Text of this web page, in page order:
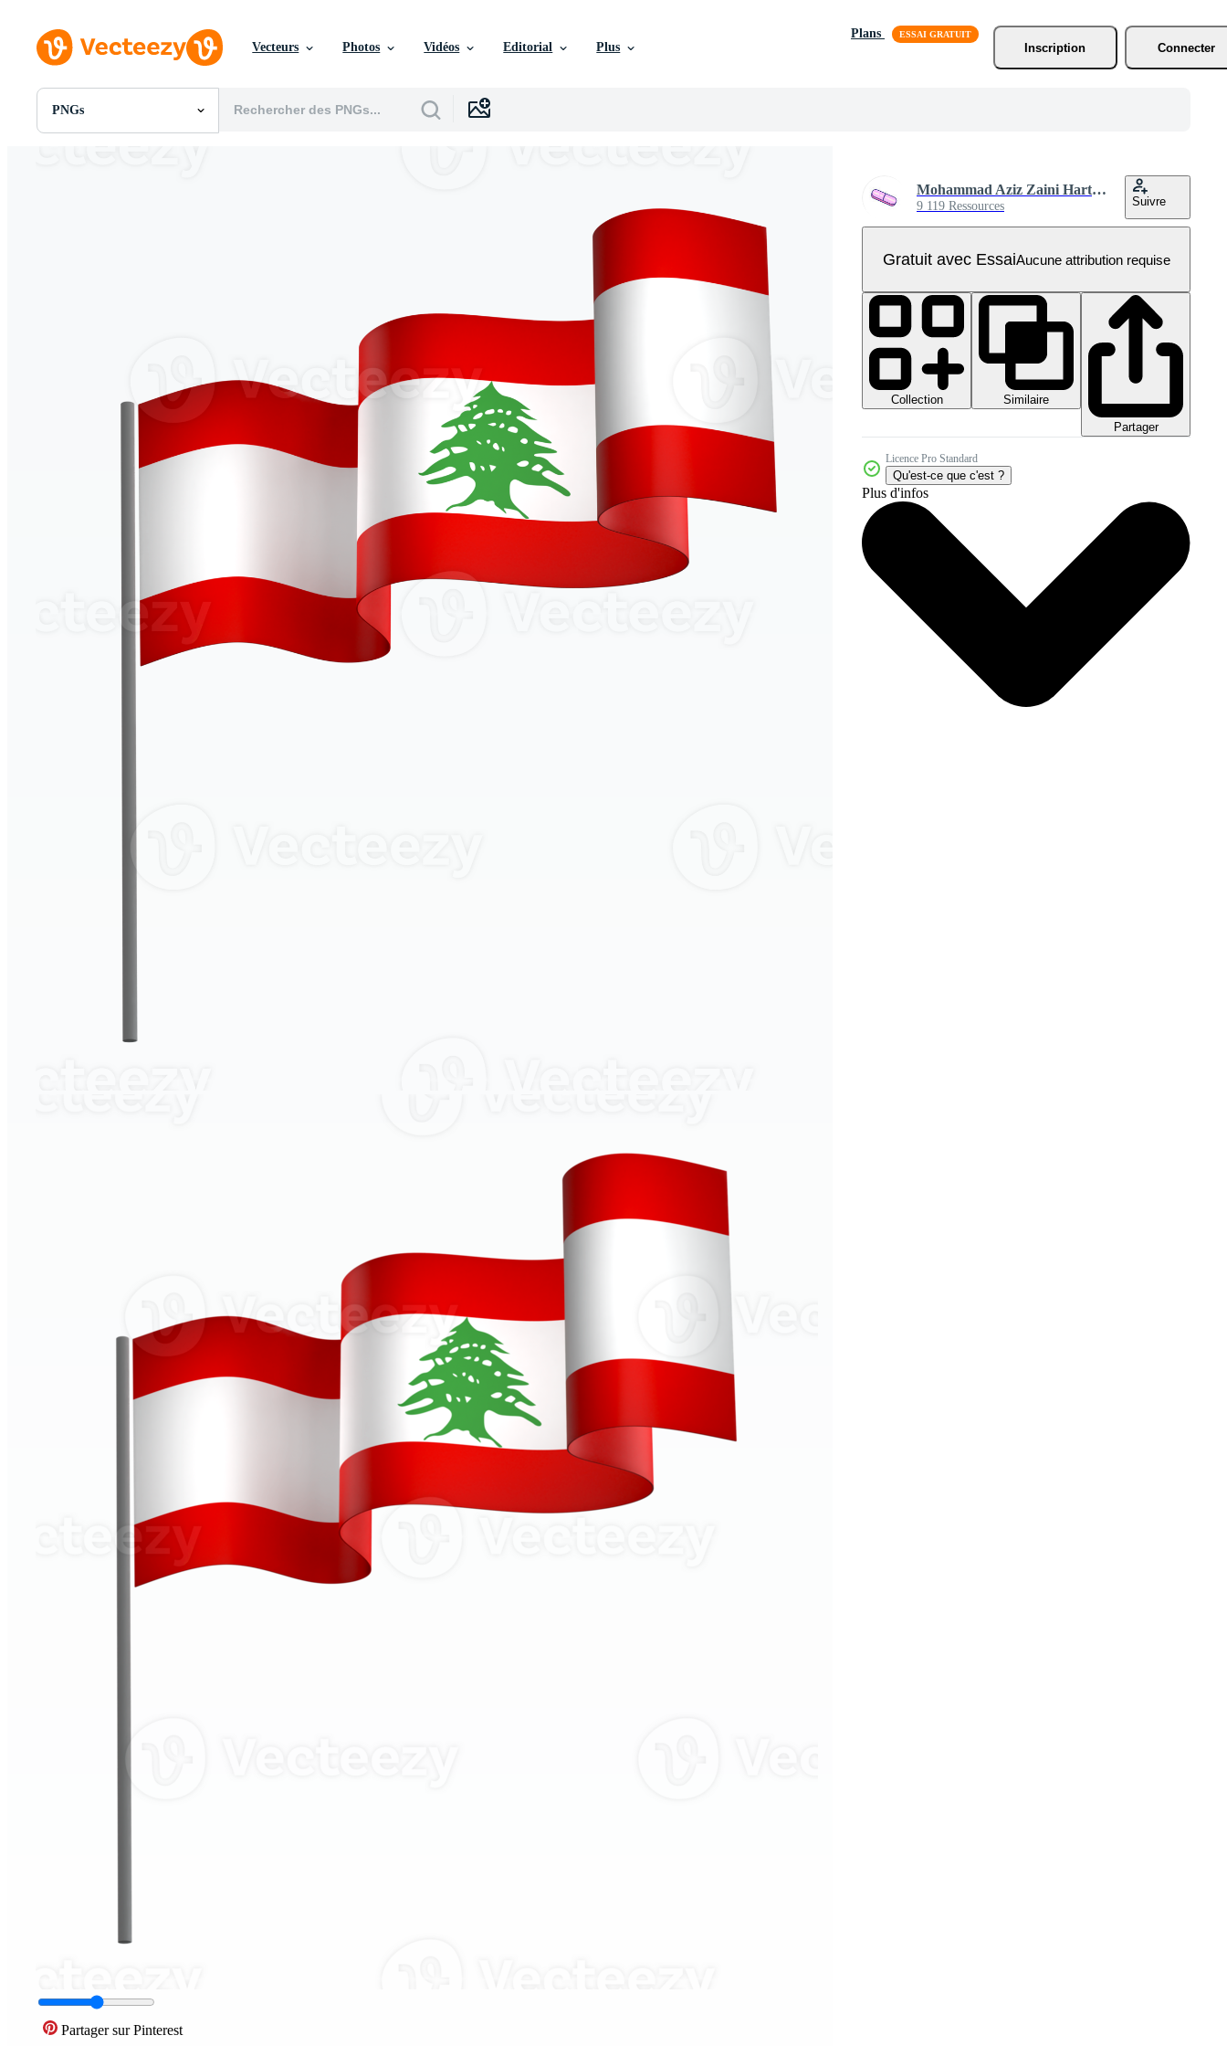
Vecteurs Photos Vidéos Editorial Plus
Plans
Inscription
Connecter
PNGs
Toutes Images
Partager sur Pinterest
Mohammad Aziz Zaini Hartanto
9 119 Ressources Suivre
Gratuit avec EssaiAucune attribution requise
Collection
Similaire
Partager
Licence Pro Standard
Qu'est-ce que c'est ?
Plus d'infos